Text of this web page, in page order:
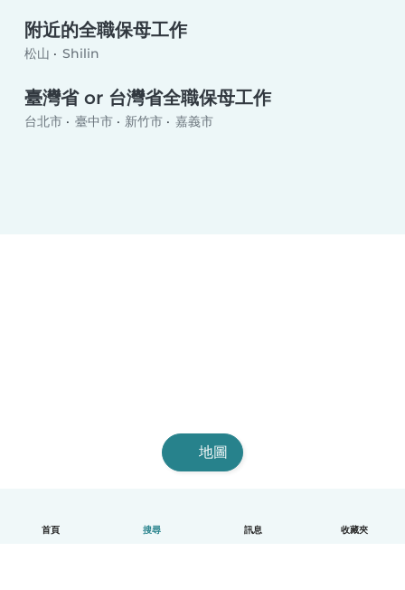
首頁 搜尋 訊息 收藏夾
附近的全職保母工作
松山 Shilin
臺灣省 or 台灣省全職保母工作
台北市 臺中市 新竹市 嘉義市
地圖